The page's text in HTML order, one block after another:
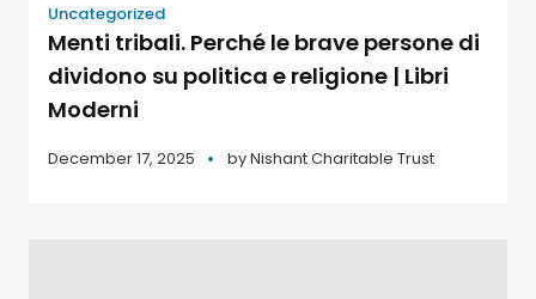
Uncategorized
Menti tribali. Perché le brave persone di
dividono su politica e religione | Libri
Moderni
December 17, 2025 byNishant Charitable Trust